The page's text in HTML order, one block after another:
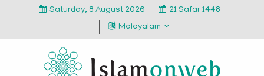
Saturday, 8 August 2026
21 Safar 1448
Malayalam